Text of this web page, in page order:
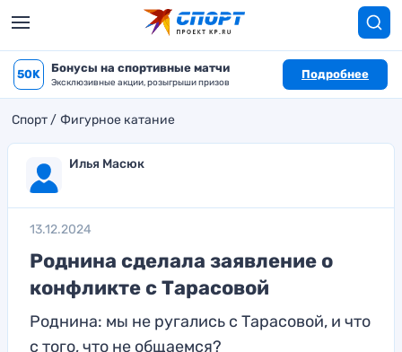
50K Бонусы на спортивные матчи
Эксклюзивные акции, розыгрыши призов
Подробнее
Спорт Фигурное катание
Илья Масюк
13.12.2024
Роднина сделала заявление о
конфликте с Тарасовой
Роднина: мы не ругались с Тарасовой, и что
с того, что не общаемся?